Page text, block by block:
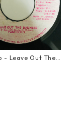
- Leave Out The
7-10916】